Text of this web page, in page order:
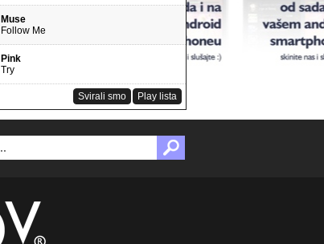
Muse
Follow Me
Pink
Try
Play lista
Svirali smo